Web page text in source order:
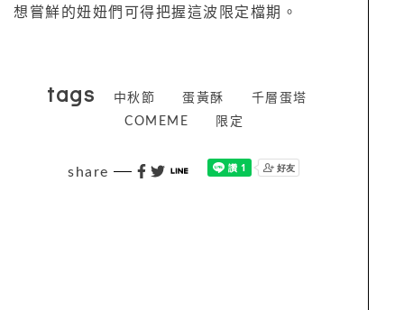
想嘗鮮的妞妞們可得把握這波限定檔期。
tags 中秋節 蛋黃酥
千層蛋塔
COMEME
限定
share